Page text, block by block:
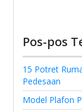
Pos-pos
15 Potret
Pedesaan
Model Plafon